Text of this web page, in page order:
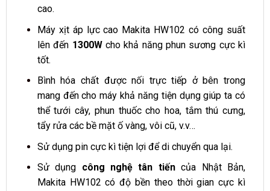
cao.
Máy xịt áp lực cao Makita HW102 có công suất
lên đến 1300Wcho khả năng phun sương cực kì
tốt.
Bình hóa chất được nối trực tiếp ở bên trong
mang đến cho máy khả năng tiện dụng giúp ta có
thể tưới cây, phun thuốc cho hoa, tắm thú cưng,
tẩy rửa các bề mặt ố vàng, vôi cũ, v.v…
Sử dụng pin cực kì tiện lợi để di chuyển qua lại.
Sử dụng công nghệ tân tiếncủa Nhật Bản,
Makita HW102 có độ bền theo thời gian cực kì